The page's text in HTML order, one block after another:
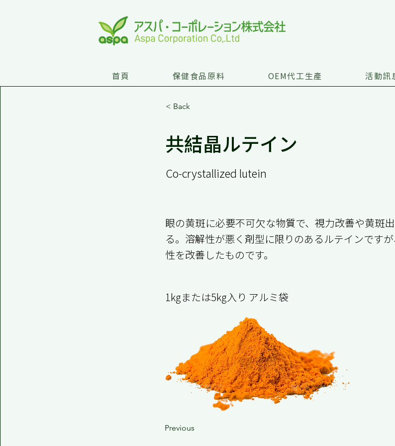
首頁 保健食品原料 OEM代工生產 活動訊
< Back
共結晶ルテイン
Co-crystallized lutein
眼の黄斑に必要不可欠な物質で、視力改善や黄斑
る。溶解性が悪く剤型に限りのあるルテインです
性を改善したものです。
1kgまたは5kg入り アルミ袋
Previous